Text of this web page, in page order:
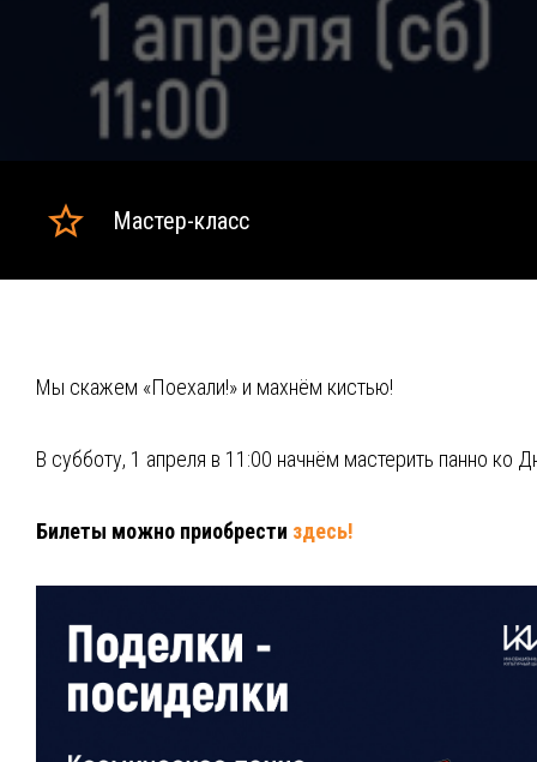
Мастер-класс
Мы скажем «Поехали!» и махнём кистью!
В субботу, 1 апреля в 11:00 начнём мастерить панно ко
Билеты можно приобрести здесь!